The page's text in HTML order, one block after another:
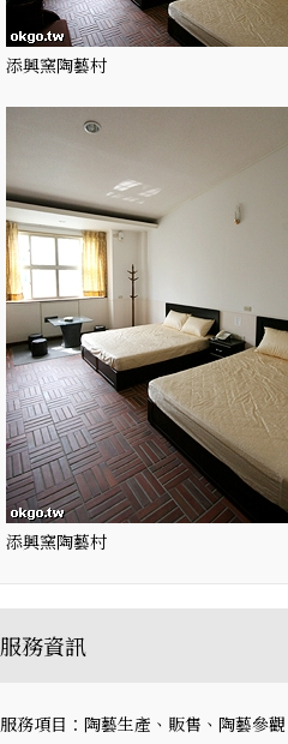
添興窯陶藝村
添興窯陶藝村
服務資訊
服務項目：陶藝生產、販售、陶藝參